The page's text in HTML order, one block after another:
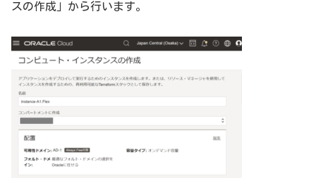
スの作成」から行います。